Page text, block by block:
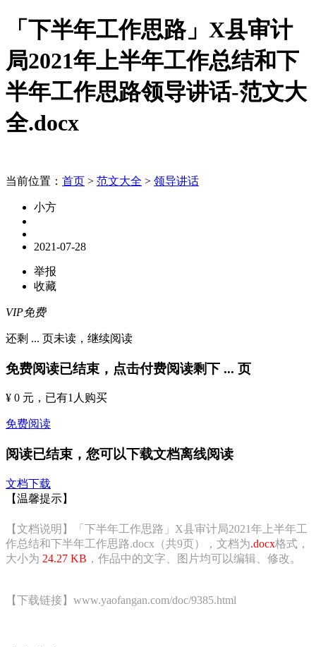
「下半年工作思路」X县审计
局2021年上半年工作总结和下
半年工作思路领导讲话-范文大
全.docx
当前位置： 首页 > 范文大全 > 领导讲话
小方
2021-07-28
举报
收藏
VIP免费
还剩 ... 页未读， 继续阅读
免费阅读已结束，点击付费阅读剩下 ... 页
¥ 0 元 ，已有1 人购买
免费阅读
阅读已结束，您可以下载文档离线阅读
文档下载
【温馨提示】
【文档说明】「下半年工作思路」X县审计局2021年上半年工
作总结和下半年工作思路.docx（共9页），文档为.docx格式，
大小为 24.27 KB ，作品中的文字、图片均可以编辑、修改。
【下载链接】www.yaofangan.com/doc/9385.html